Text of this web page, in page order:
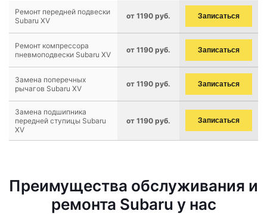
Ремонт передней подвески
Subaru XV
от 1190 руб. Записаться
Ремонт компрессора
пневмоподвески Subaru XV
от 1190 руб. Записаться
Замена поперечных
рычагов Subaru XV
от 1190 руб. Записаться
Замена подшипника
передней ступицы Subaru
XV
от 1190 руб. Записаться
Преимущества обслуживания и
ремонта Subaru у нас